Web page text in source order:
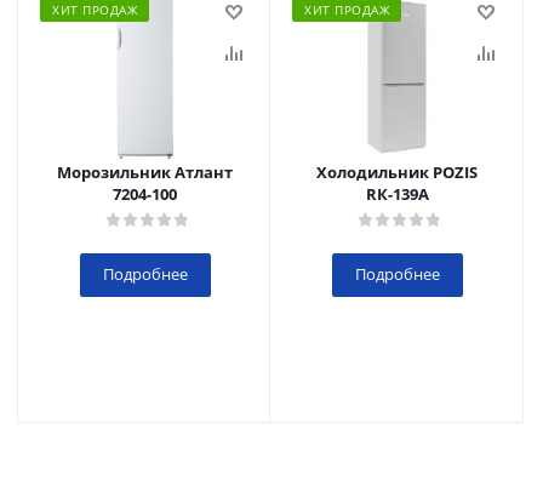
ХИТ ПРОДАЖ
Морозильник Атлант
7204-100
Подробнее
ХИТ ПРОДАЖ
Холодильник POZIS
RК-139А
Подробнее